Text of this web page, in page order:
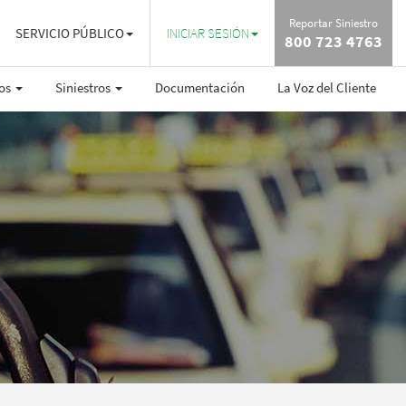
Reportar Siniestro
800 723 4763
SERVICIO PÚBLICO INICIAR SESIÓN
Siniestros Documentación La Voz del Cliente